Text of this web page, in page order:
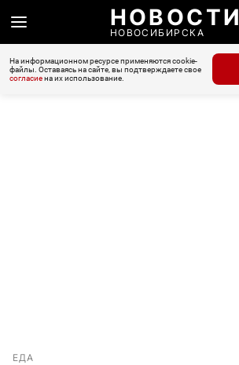
НОВОСТИ
НОВОСИБИРСКА
На информационном ресурсе применяются cookie-
файлы. Оставаясь на сайте, вы подтверждаете свое
согласиена их использование.
ЕДА